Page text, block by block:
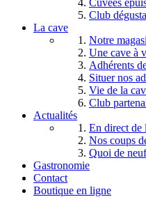
Club
La cave
Notre
Une cave à
Adhérents
Situer nos
Vie de la
Club
Actualités
En direct de
Nos coups
Quoi de
Gastronomie
Contact
Boutique en ligne